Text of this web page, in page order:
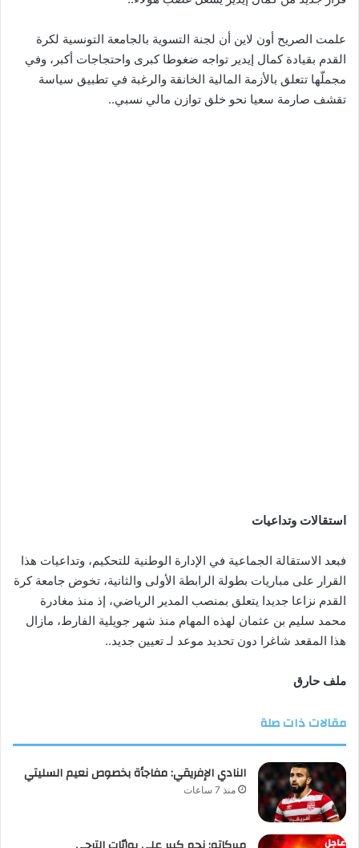
علمت الصريح أون لاين أن لجنة التسوية بالجامعة التونسية لكرة
القدم بقيادة كمال إيدير تواجه ضغوطا كبرى واحتجاجات أكبر، وفي
مجملّها تتعلق بالأزمة المالية الخانقة والرغبة في تطبيق سياسة
تقشف صارمة سعيا نحو خلق توازن مالي نسبي..
استقالات وتداعيات
فبعد الاستقالة الجماعية في الإدارة الوطنية للتحكيم، وتداعيات هذا
القرار على مباريات بطولة الرابطة الأولى والثانية، تخوض جامعة كرة
القدم نزاعا جديدا يتعلق بمنصب المدير الرياضي، إذ منذ مغادرة
محمد سليم بن عثمان لهذه المهام منذ شهر جويلية الفارط، مازال
هذا المقعد شاغرا دون تحديد موعد لـ تعيين جديد..
ملف حارق
مقالات ذات صلة
النادي الإفريقي: مفاجأة بخصوص نعيم السليتي
منذ 7 ساعات